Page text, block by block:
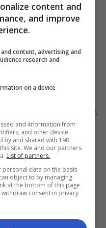
eficaz para pagar
analizar los plazos,
de las condiciones
y solicitar simulaciones
de las opciones
a tomar decisiones más
asumir compromisos
financiera
un papel fundamental
Antes de asumir cualquier
la capacidad de pago
objetivos financieros
content and
and improve
content, advertising and
research and
on a device
and information from
and other device
by and shared with 198
site. We and our partners
List of partners.
personal data on the basis
object to by managing
at the bottom of this page
consent in privacy